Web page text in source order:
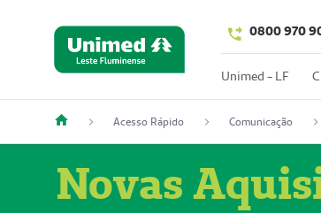
0800 970
Unimed - LF
Acesso Rápido Comunicação
Novas